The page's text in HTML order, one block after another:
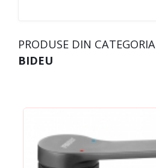
PRODUSE DIN CATEGORIA
BIDEU